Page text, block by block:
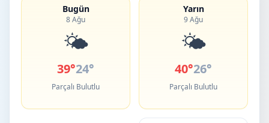
Bugün
8 Ağu
🌤️
39°24°
Parçalı Bulutlu
Yarın
9 Ağu
🌤️
40°26°
Parçalı Bulutlu